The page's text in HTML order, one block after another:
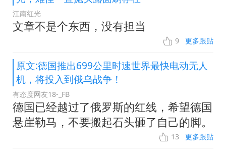
江南红光
文章不是个东西，没有担当
9 更多跟贴
原文:德国推出699公里时速世界最快电动无人
机，将投入到俄乌战争！
有态度网友18-_FB
德国已经越过了俄罗斯的红线，希望德国
悬崖勒马，不要搬起石头砸了自己的脚。
13 更多跟贴